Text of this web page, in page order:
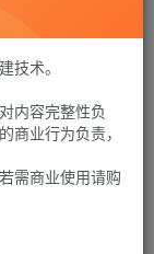
游戏联系Q群--
-
技术。
内容完整性负
商业行为负责，
需商业使用请购